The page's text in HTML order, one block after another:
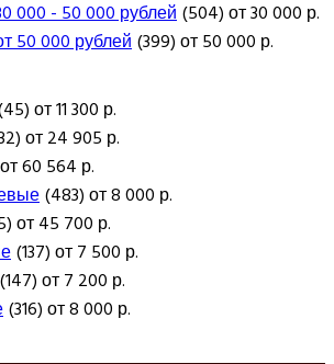
000 - 50 000 рублей(504) от 30 000 р.
50 000 рублей(399) от 50 000 р.
от 11 300 р.
от 24 905 р.
60 564 р.
(483) от 8 000 р.
от 45 700 р.
(137) от 7 500 р.
(147) от 7 200 р.
(316) от 8 000 р.